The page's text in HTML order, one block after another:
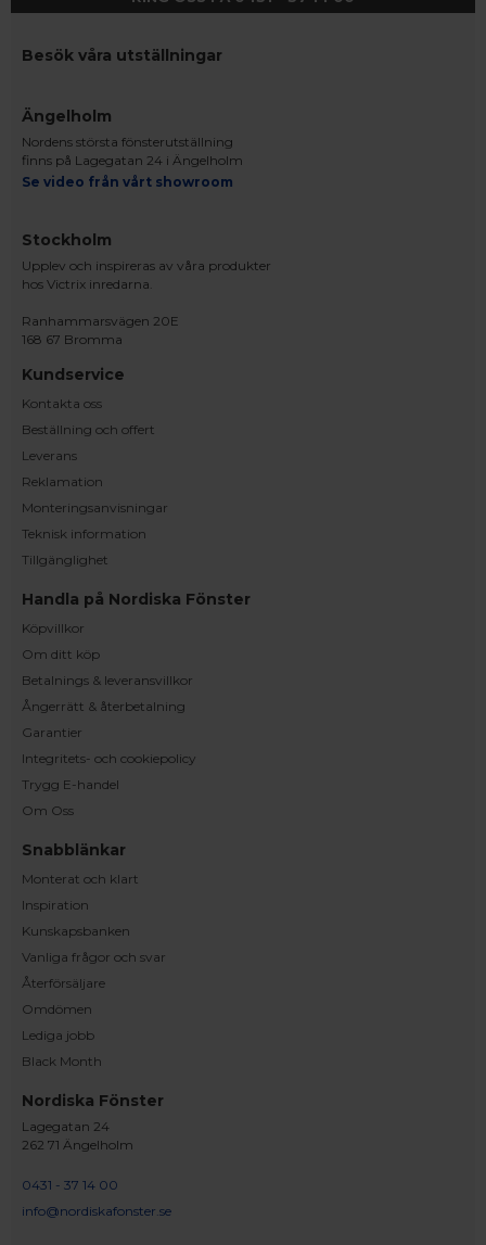
Besök våra utställningar
Ängelholm
Nordens största fönsterutställning
finns på Lagegatan 24 i Ängelholm
Se video från vårt showroom
Stockholm
Upplev och inspireras av våra produkter
hos Victrix inredarna.
Ranhammarsvägen 20E
168 67 Bromma
Kundservice
Kontakta oss
Beställning och offert
Leverans
Reklamation
Monteringsanvisningar
Teknisk information
Tillgänglighet
Handla på Nordiska Fönster
Köpvillkor
Om ditt köp
Betalnings & leveransvillkor
Ångerrätt & återbetalning
Garantier
Integritets- och cookiepolicy
Trygg E-handel
Om Oss
Snabblänkar
Monterat och klart
Inspiration
Kunskapsbanken
Vanliga frågor och svar
Återförsäljare
Omdömen
Lediga jobb
Black Month
Nordiska Fönster
Lagegatan 24
262 71 Ängelholm
0431 - 37 14 00
info@nordiskafonster.se